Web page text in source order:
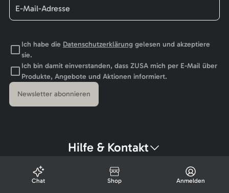
Ich habe die Datenschutzerklärunggelesen und akzeptiere
sie.
Ich bin damit einverstanden, dass ZUSA mich per E-Mail über
Produkte, Angebote und Aktionen informiert.
Newsletter abonnieren
Hilfe & Kontakt
Chat Shop Anmelden